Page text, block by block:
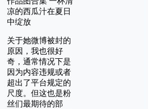
关于她微博被封的
原因，我也很好
奇，通常情况下是
因为内容违规或者
超出了平台规定的
尺度。但这也是粉
丝们最期待的部